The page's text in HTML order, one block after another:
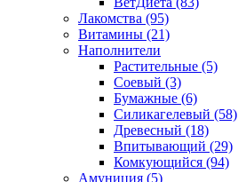
Лакомства (95)
Витамины (21)
Наполнители
Растительные (5)
Соевый (3)
Бумажные (6)
Силикагелевый (58)
Древесный (18)
Впитывающий (29)
Комкующийся (94)
Амуниция (5)